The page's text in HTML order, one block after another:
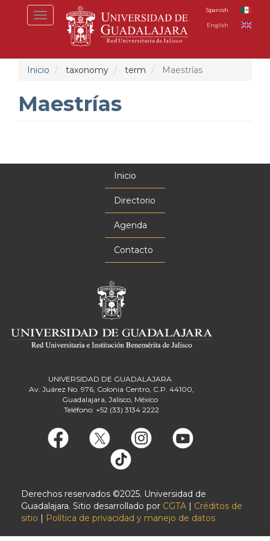
Toggle
navigation
Spanish
English
Inicio taxonomy term Maestrías
Maestrías
Inicio
Directorio
Agenda
Contacto
UNIVERSIDAD DE GUADALAJARA
Av. Juárez No. 976, Colonia Centro, C.P. 44100,
Guadalajara, Jalisco, México
Teléfono: +52 (33) 3134 2222
Derechos reservados ©2025. Universidad de
Guadalajara. Sitio desarrollado por CGTA | Créditos de
sitio | Política de privacidad y manejo de datos